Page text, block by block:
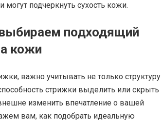
могут подчеркнуть сухость кожи.
подходящий
кожи
важно учитывать не только структуру
стрижки выделить или скрыть
изменить впечатление о вашей
вам, как подобрать идеальную